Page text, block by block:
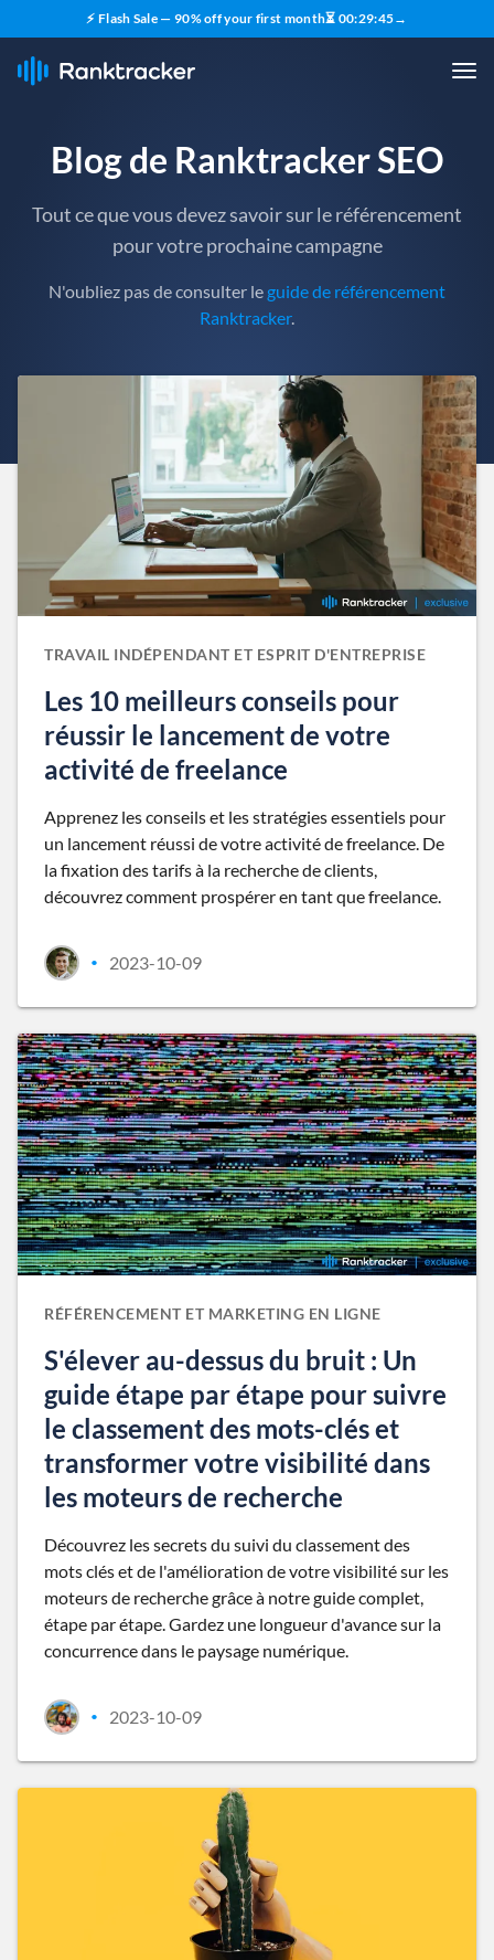
⚡ Flash Sale — 90% off your first month⏳ 00:29:43→
Blog de Ranktracker SEO
Tout ce que vous devez savoir sur le référencement
pour votre prochaine campagne
N'oubliez pas de consulter le guide de référencement
Ranktracker.
TRAVAIL INDÉPENDANT ET ESPRIT D'ENTREPRISE
Les 10 meilleurs conseils pour
réussir le lancement de votre
activité de freelance
Apprenez les conseils et les stratégies essentiels pour
un lancement réussi de votre activité de freelance. De
la fixation des tarifs à la recherche de clients,
découvrez comment prospérer en tant que freelance.
• 2023-10-09
RÉFÉRENCEMENT ET MARKETING EN LIGNE
S'élever au-dessus du bruit : Un
guide étape par étape pour suivre
le classement des mots-clés et
transformer votre visibilité dans
les moteurs de recherche
Découvrez les secrets du suivi du classement des
mots clés et de l'amélioration de votre visibilité sur les
moteurs de recherche grâce à notre guide complet,
étape par étape. Gardez une longueur d'avance sur la
concurrence dans le paysage numérique.
• 2023-10-09